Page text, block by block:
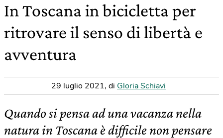
In Toscana in bicicletta per
ritrovare il senso di libertà e
avventura
29 luglio 2021, di Gloria Schiavi
Quando si pensa ad una vacanza nella
natura in Toscana è difficile non pensare